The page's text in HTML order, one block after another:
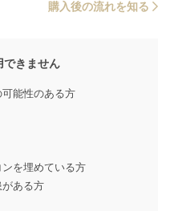
購入後の流れを知る
できません
可能性のある方
ンを埋めている方
がある方